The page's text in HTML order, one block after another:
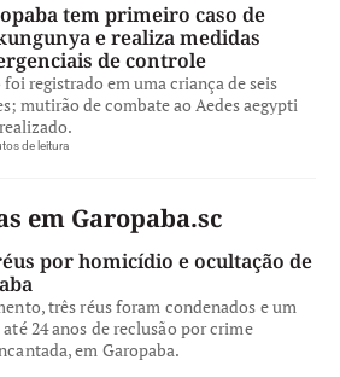
tem primeiro caso de
e realiza medidas
de controle
foi registrado em uma criança de seis
mutirão de combate ao Aedes aegypti
de leitura
em Garopaba.sc
por homicídio e ocultação de
três réus foram condenados e um
24 anos de reclusão por crime
em Garopaba.